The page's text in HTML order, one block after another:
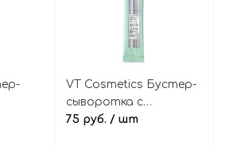
VT Cosmetics Бустер-
сыворотка с
микроиглами
75 руб. / шт